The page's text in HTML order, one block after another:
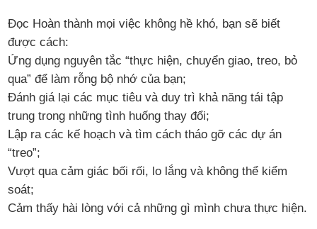
Đọc Hoàn thành mọi việc không hề khó, bạn sẽ biết
được cách:
Ứng dụng nguyên tắc “thực hiện, chuyển giao, treo, bỏ
qua” để làm rỗng bộ nhớ của bạn;
Đánh giá lại các mục tiêu và duy trì khả năng tái tập
trung trong những tình huống thay đổi;
Lập ra các kế hoạch và tìm cách tháo gỡ các dự án
“treo”;
Vượt qua cảm giác bối rối, lo lắng và không thể kiểm
soát;
Cảm thấy hài lòng với cả những gì mình chưa thực hiện.